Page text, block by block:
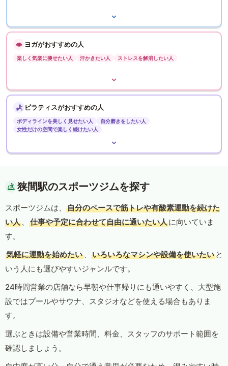
ヨガがおすすめの人
楽しく気楽に痩せたい人 汗かきたい人 ストレスを解消したい人
ピラティスがおすすめの人
ボディラインを美しく見せたい人
自分磨きをしたい人
女性だけの空間で楽しく続けたい人
狭間駅のスポーツジムを探す
スポーツジムは、
自分のペースで筋トレや有酸素運動を続けた
い人 、 仕事や予定に合わせて自由に通いたい人に向いていま
す。
気軽に運動を始めたい 、 いろいろなマシンや設備を使いたい と
いう人にも選びやすいジャンルです。
24時間営業の店舗なら早朝や仕事帰りにも通いやすく、大型施
設ではプールやサウナ、スタジオなどを使える場合もありま
す。
選ぶときは設備や営業時間、料金、スタッフのサポート範囲を
確認しましょう。